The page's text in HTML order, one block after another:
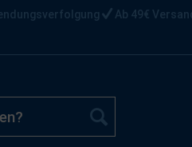
Ab 49€